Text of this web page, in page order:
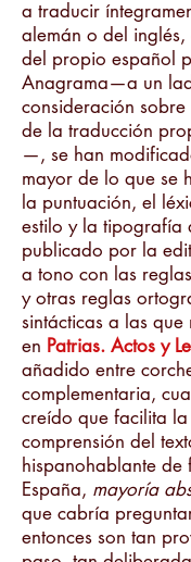
a traducir
alemán o del
del propio español
Anagrama—a un
consideración
de la traducción
—, se han
mayor de lo que se
la puntuación, el
estilo y la tipografía
publicado por la
a tono con las
y otras reglas
sintácticas a las que
en Patrias. Actos y
añadido entre
complementaria,
creído que facilita
comprensión del
hispanohablante de
España, mayoría
que cabría
entonces son tan